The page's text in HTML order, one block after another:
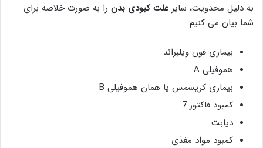
به دلیل محدویت، سایر علت کبودی بدن را به صورت خلاصه برای
شما بیان می کنیم:
بیماری فون ویلبراند
هموفیلی A
بیماری کریسمس یا همان هموفیلی B
کمبود فاکتور 7
دیابت
کمبود مواد مغذی